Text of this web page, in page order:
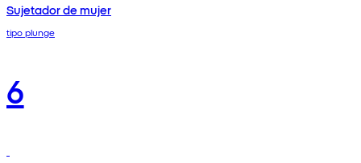
Sujetador de mujer
tipo plunge
6